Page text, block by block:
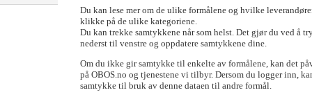
oktober. – Prisøkningen er noe større enn forventet, sier
oktober i fjor – den sterkeste veksten i OBOS-prisene i oktober
Du kan lese mer om de ulike formålene og hvilke
klikke på de ulike kategoriene.
Du kan trekke samtykkene når som helst. Det gjør du ved å
nederst til venstre og oppdatere samtykkene dine.
Om du ikke gir samtykke til enkelte av formålene, kan det
på OBOS.no og tjenestene vi tilbyr. Dersom du logger inn,
samtykke til bruk av denne dataen til andre formål.